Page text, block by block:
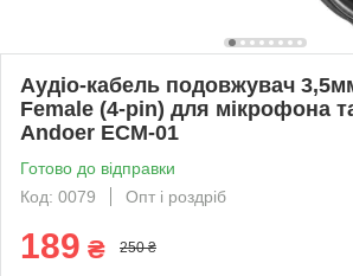
Аудіо-кабель подовжувач
Female (4-pin) для мікрофона
Andoer ECM-01
Готово до відправки
Код: 0079
Опт і роздріб
189 ₴ 250 ₴